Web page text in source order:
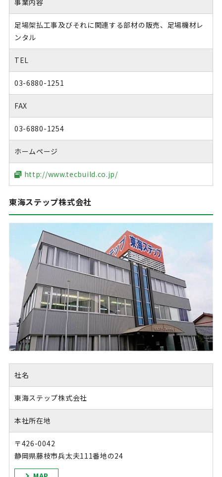
事業内容
足場架払工事及びそれに関連する部材の販売、足場機材レ
ンタル
TEL
03-6880-1251
FAX
03-6880-1254
ホームページ
http://www.tecbuild.co.jp/
東海ステップ株式会社
社名
東海ステップ株式会社
本社所在地
〒426-0042
静岡県藤枝市兵太夫111番地の24